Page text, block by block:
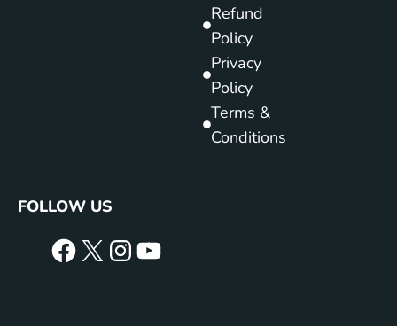
Refund
Policy
Privacy
Policy
Terms &
Conditions
FOLLOW US